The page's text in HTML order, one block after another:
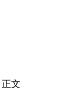
正文